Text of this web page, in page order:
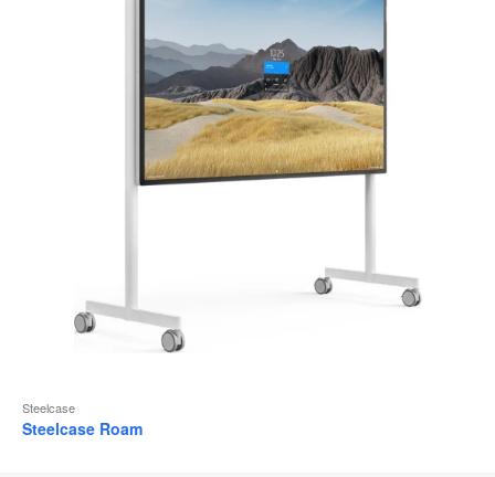
Steelcase
Steelcase Roam